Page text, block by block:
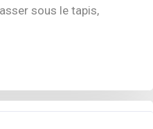
sous le tapis,